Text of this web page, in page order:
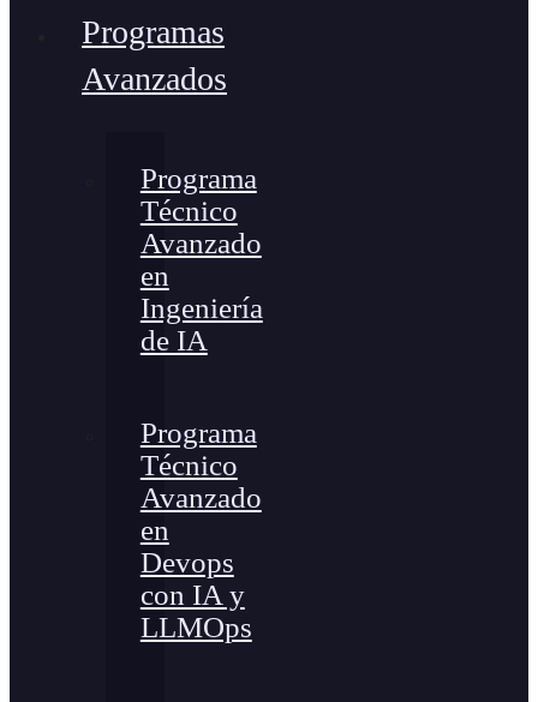
Programas
Avanzados
Programa
Técnico
Avanzado
en
Ingeniería
de IA
Programa
Técnico
Avanzado
en
Devops
con IA y
LLMOps